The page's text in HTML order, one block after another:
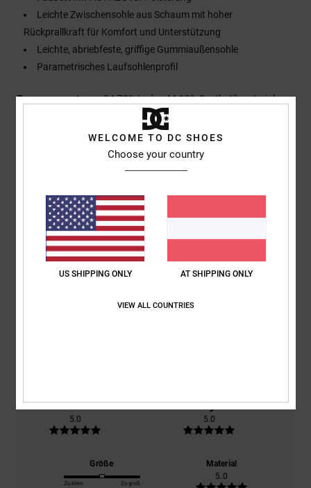
Leichte Zwischensohle aus Schaum mit hoher
Rückprallkraft für Komfort und Unterstützung
Leichte, abriebfeste, griffige Gummiaußensohle
Parametrisches Laufsohlenprofil
Zusammensetzung34.70% Leder, 44.12% Synthetikmaterial,
Versand & Rückversand
Kundenbewertungen
Durchschnittliche Bewertung
5.0
5.0
5.0
Größe
Zu klein Zu groß
Material
5.0
WELCOME TO DC SHOES
Choose your country
US SHIPPING ONLY AT SHIPPING ONLY
VIEW ALL COUNTRIES